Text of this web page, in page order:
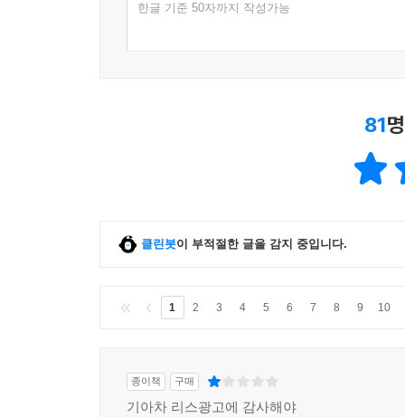
한글 기준 50자까지 작성가능
81
클린봇이 부적절한 글을 감지 중입니다.
1 2 3 4 5 6 7 8 9 10
종이책 구매
기아차 리스광고에 감사해야